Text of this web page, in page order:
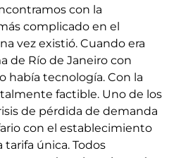
con la
complicado en el
vez existió. Cuando era
de Río de Janeiro con
había tecnología. Con la
factible. Uno de los
de pérdida de demanda
con el establecimiento
única. Todos